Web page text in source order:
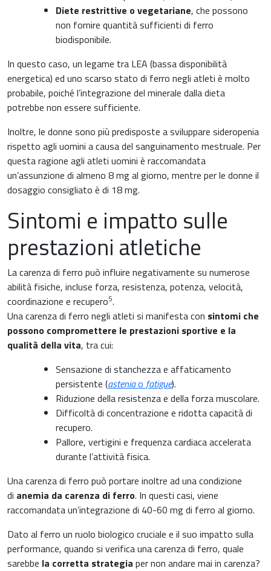
Diete restrittive o vegetariane, che possono
non fornire quantità sufficienti di ferro
biodisponibile.
In questo caso, un legame tra LEA (bassa disponibilità
energetica) ed uno scarso stato di ferro negli atleti è molto
probabile, poiché l’integrazione del minerale dalla dieta
potrebbe non essere sufficiente.
Inoltre, le donne sono più predisposte a sviluppare sideropenia
rispetto agli uomini a causa del sanguinamento mestruale. Per
questa ragione agli atleti uomini è raccomandata
un’assunzione di almeno 8 mg al giorno, mentre per le donne il
dosaggio consigliato è di 18 mg.
Sintomi e impatto sulle
prestazioni atletiche
La carenza di ferro può influire negativamente su numerose
abilità fisiche, incluse forza, resistenza, potenza, velocità,
coordinazione e recupero5.
Una carenza di ferro negli atleti si manifesta con sintomi che
possono compromettere le prestazioni sportive e la
qualità della vita, tra cui:
Sensazione di stanchezza e affaticamento
persistente (asteniao fatigue).
Riduzione della resistenza e della forza muscolare.
Difficoltà di concentrazione e ridotta capacità di
recupero.
Pallore, vertigini e frequenza cardiaca accelerata
durante l’attività fisica.
Una carenza di ferro può portare inoltre ad una condizione
di anemia da carenza di ferro. In questi casi, viene
raccomandata un’integrazione di 40-60 mg di ferro al giorno.
Dato al ferro un ruolo biologico cruciale e il suo impatto sulla
performance, quando si verifica una carenza di ferro, quale
sarebbe la corretta strategia per non andare mai in carenza?